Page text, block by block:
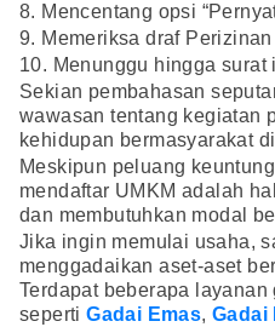
8. Mencentang opsi
9. Memeriksa draf
10. Menunggu hingga surat
Sekian pembahasan
wawasan tentang kegiatan
kehidupan bermasyarakat
Meskipun peluang
mendaftar UMKM adalah
dan membutuhkan modal
Jika ingin memulai usaha,
menggadaikan aset-aset
Terdapat beberapa
sepertiGadai Emas,Gadai